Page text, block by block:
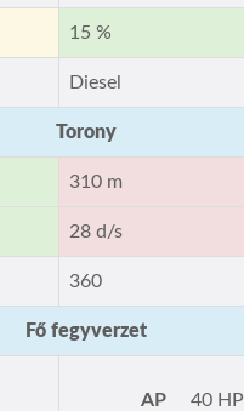
15 %
Diesel
Torony
310 m
28 d/s
360
Fő fegyverzet
AP
40 HP